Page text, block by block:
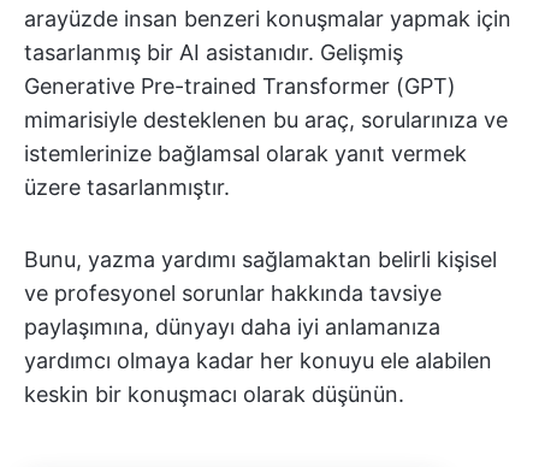
arayüzde insan benzeri konuşmalar yapmak için
tasarlanmış bir AI asistanıdır. Gelişmiş
Generative Pre-trained Transformer (GPT)
mimarisiyle desteklenen bu araç, sorularınıza ve
istemlerinize bağlamsal olarak yanıt vermek
üzere tasarlanmıştır.
Bunu, yazma yardımı sağlamaktan belirli kişisel
ve profesyonel sorunlar hakkında tavsiye
paylaşımına, dünyayı daha iyi anlamanıza
yardımcı olmaya kadar her konuyu ele alabilen
keskin bir konuşmacı olarak düşünün.